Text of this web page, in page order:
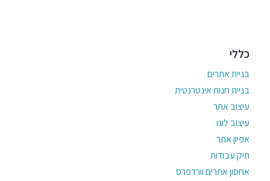
כללי
בניית אתרים
בניית חנות אינטרנטית
עיצוב אתר
עיצוב לוגו
אפיון אתר
תיק עבודות
אחסון אתרים וורדפרס